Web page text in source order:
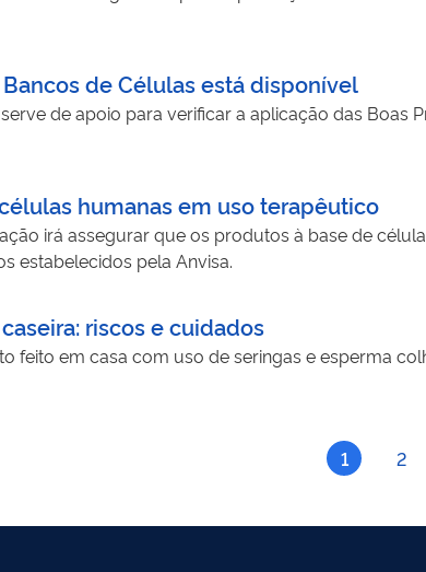
de Células está disponível
de apoio para verificar a aplicação das Boas
humanas em uso terapêutico
irá assegurar que os produtos à base de
estabelecidos pela Anvisa.
riscos e cuidados
feito em casa com uso de seringas e esperma
1 2